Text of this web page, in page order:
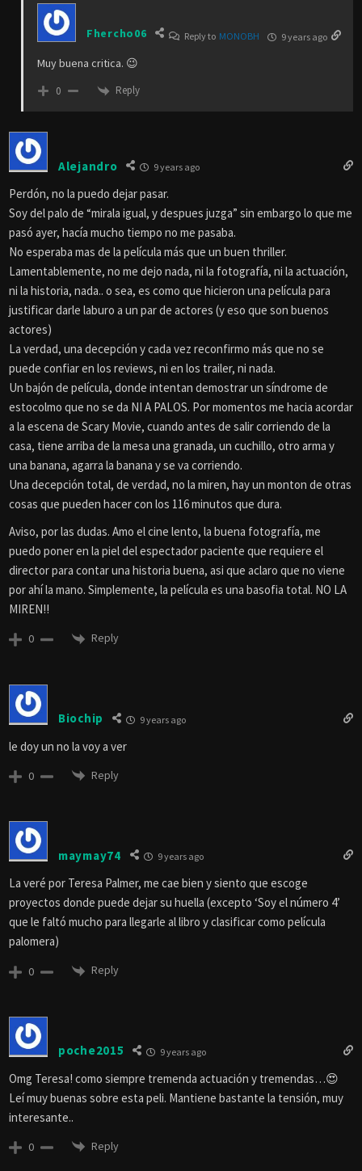
Fhercho06 Reply to MONOBH 9 years ago
Muy buena critica. 😉
0 Reply
Alejandro 9 years ago
Perdón, no la puedo dejar pasar.
Soy del palo de “mirala igual, y despues juzga” sin embargo lo que me
pasó ayer, hacía mucho tiempo no me pasaba.
No esperaba mas de la película más que un buen thriller.
Lamentablemente, no me dejo nada, ni la fotografía, ni la actuación,
ni la historia, nada.. o sea, es como que hicieron una película para
justificar darle laburo a un par de actores (y eso que son buenos
actores)
La verdad, una decepción y cada vez reconfirmo más que no se
puede confiar en los reviews, ni en los trailer, ni nada.
Un bajón de película, donde intentan demostrar un síndrome de
estocolmo que no se da NI A PALOS. Por momentos me hacia acordar
a la escena de Scary Movie, cuando antes de salir corriendo de la
casa, tiene arriba de la mesa una granada, un cuchillo, otro arma y
una banana, agarra la banana y se va corriendo.
Una decepción total, de verdad, no la miren, hay un monton de otras
cosas que pueden hacer con los 116 minutos que dura.
Aviso, por las dudas. Amo el cine lento, la buena fotografía, me
puedo poner en la piel del espectador paciente que requiere el
director para contar una historia buena, asi que aclaro que no viene
por ahí la mano. Simplemente, la película es una basofia total. NO LA
MIREN!!
0 Reply
Biochip 9 years ago
le doy un no la voy a ver
0 Reply
maymay74 9 years ago
La veré por Teresa Palmer, me cae bien y siento que escoge
proyectos donde puede dejar su huella (excepto ‘Soy el número 4’
que le faltó mucho para llegarle al libro y clasificar como película
palomera)
0 Reply
poche2015 9 years ago
Omg Teresa! como siempre tremenda actuación y tremendas…😍
Leí muy buenas sobre esta peli. Mantiene bastante la tensión, muy
interesante..
0 Reply